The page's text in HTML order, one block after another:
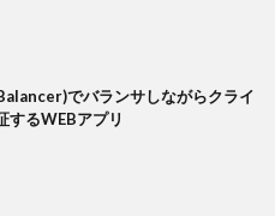
でバランサしながらクライ
するWEBアプリ